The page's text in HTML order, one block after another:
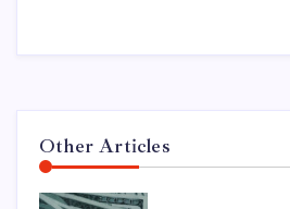
Other Articles